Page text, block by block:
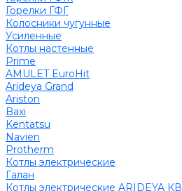
Горелки ГФГ
Колосники чугунные
Усиленные
Котлы настенные
Prime
AMULET EuroHit
Arideya Grand
Ariston
Baxi
Kentatsu
Navien
Protherm
Котлы электрические
Галан
Котлы электрические ARIDEYA КВ